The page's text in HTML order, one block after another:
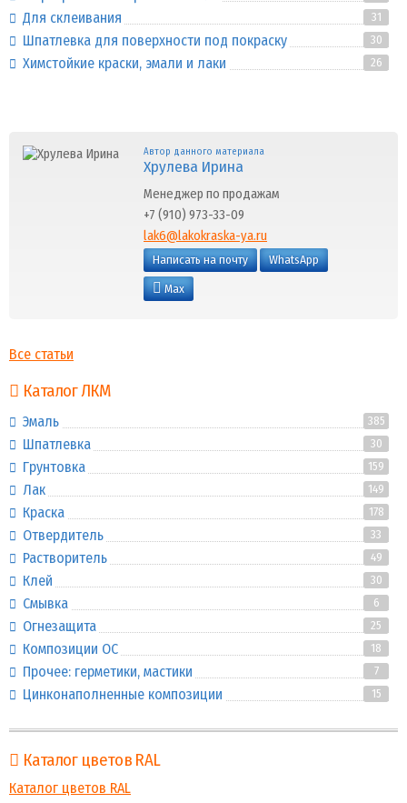
Для склеивания 31
Шпатлевка для поверхности под покраску 30
Химстойкие краски, эмали и лаки 26
Автор данного материала
Хрулева Ирина
Менеджер по продажам
+7 (910) 973-33-09
lak6@lakokraska-ya.ru
Написать на почту
WhatsApp
Max
Все статьи
Каталог ЛКМ
Эмаль 385
Шпатлевка 30
Грунтовка 159
Лак 149
Краска 178
Отвердитель 33
Растворитель 49
Клей 30
Смывка 6
Огнезащита 25
Композиции ОС 18
Прочее: герметики, мастики 7
Цинконаполненные композиции 15
Каталог цветов RAL
Каталог цветов RAL